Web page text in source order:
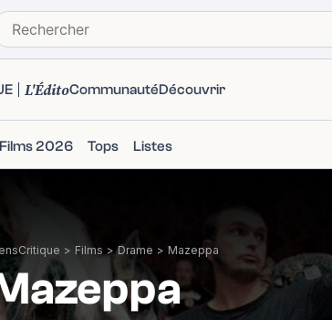
L'ÉditoCommunautéDécouvrir
Films 2026 Tops Listes
> Films > Drame > Mazeppa